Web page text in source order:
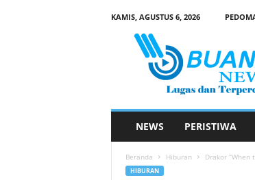
KAMIS, AGUSTUS 6, 2026
NEWS PERISTIWA
Beranda Hiburan Drakor “When
HIBURAN